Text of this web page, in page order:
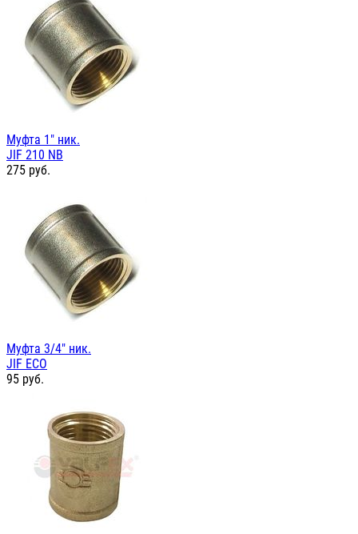
Муфта 1" ник.
JIF 210 NB
275 руб.
Муфта 3/4" ник.
JIF ЕСО
95 руб.